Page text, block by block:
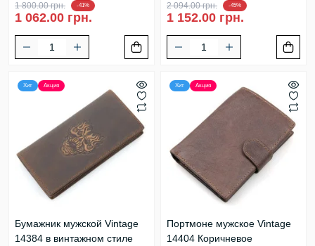
1 800.00 грн. -41%
1 062.00 грн.
2 094.00 грн. -45%
1 152.00 грн.
Хит Акция
Бумажник мужской Vintage
14384 в винтажном стиле
Хит Акция
Портмоне мужское Vintage
14404 Коричневое